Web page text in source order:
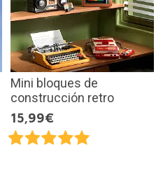
Mini bloques de
construcción retro
15,99€